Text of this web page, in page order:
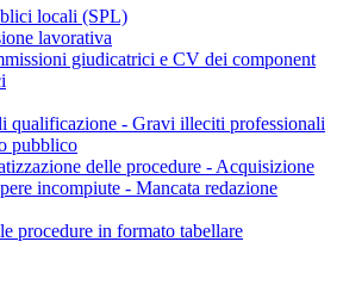
locali (SPL)
lavorativa
giudicatrici e CV dei component
qualificazione - Gravi illeciti professionali
pubblico
delle procedure - Acquisizione
incompiute - Mancata redazione
procedure in formato tabellare